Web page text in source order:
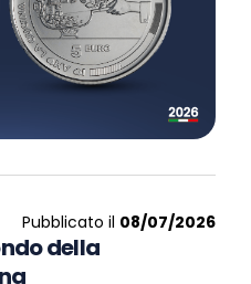
Pubblicato il 08/07/2026
della